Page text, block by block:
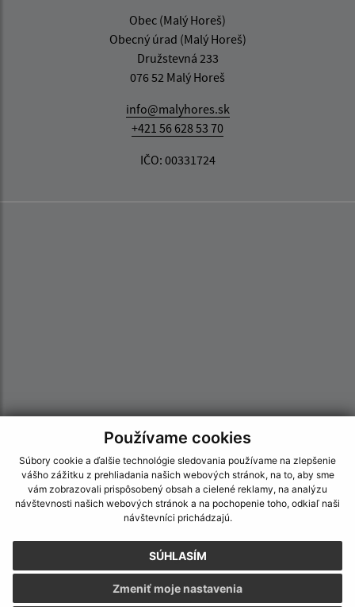
Používame cookies
Súbory cookie a ďalšie technológie sledovania používame na zlepšenie
vášho zážitku z prehliadania našich webových stránok, na to, aby sme
vám zobrazovali prispôsobený obsah a cielené reklamy, na analýzu
návštevnosti našich webových stránok a na pochopenie toho, odkiaľ naši
návštevníci prichádzajú.
SÚHLASÍM
Zmeniť moje nastavenia
Obec (Malý Horeš)
Obecný úrad (Malý Horeš)
Družstevná 233
076 52 Malý Horeš
info@malyhores.sk
+421 56 628 53 70
IČO: 00331724
Informácie o stránke:
Vyhlásenie o prístupnosti
Autorské práva
Ochrana osobných údajov
Navigácia:
Vytlačiť aktuálnu stránku